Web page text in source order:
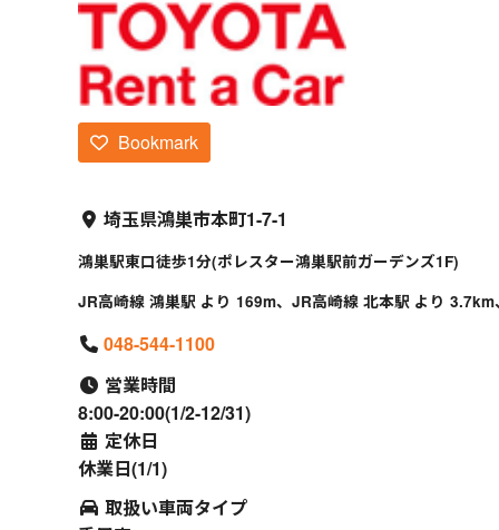
Bookmark
埼玉県鴻巣市本町1-7-1
鴻巣駅東口徒歩1分(ポレスター鴻巣駅前ガーデンズ1F)
JR高崎線 鴻巣駅 より 169m、JR高崎線 北本駅 より
048-544-1100
営業時間
8:00-20:00(1/2-12/31)
定休日
休業日(1/1)
取扱い車両タイプ